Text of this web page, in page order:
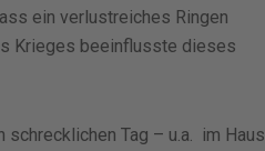
ein verlustreiches Ringen
Krieges beeinflusste dieses
schrecklichen Tag – u.a. im Haus